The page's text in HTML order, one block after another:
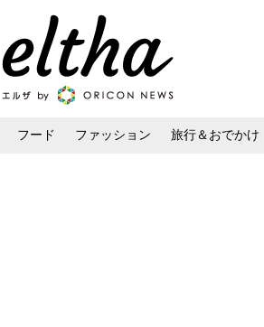
フード ファッション 旅行＆おでかけ